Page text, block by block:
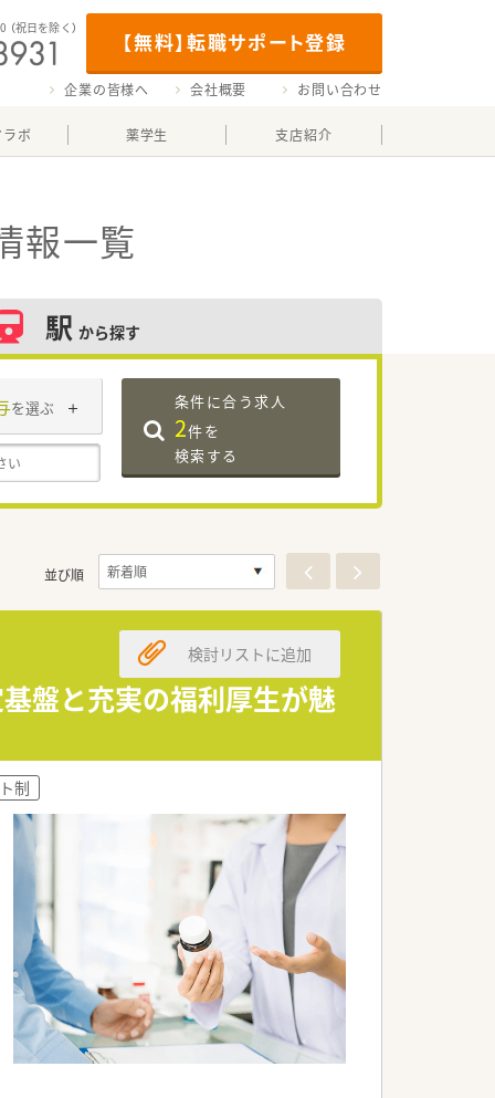
【無料】転職サポート登録
（祝日を除く）
企業の皆様へ 会社概要 お問い合わせ
ボ 薬学生 支店紹介
報一覧
駅 から探す
を選ぶ 条件に合う求人
2件を
検索する
並び順
盤と充実の福利厚生が魅
検討リストに追加
制